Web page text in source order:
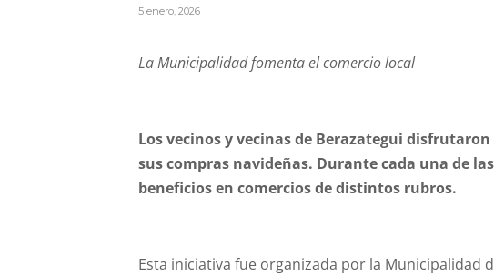
5 enero, 2026
La Municipalidad fomenta el comercio local
Los vecinos y vecinas de Berazategui
sus compras navideñas. Durante cada una de
beneficios en comercios de distintos rubros.
Esta iniciativa fue organizada por la Municipalidad